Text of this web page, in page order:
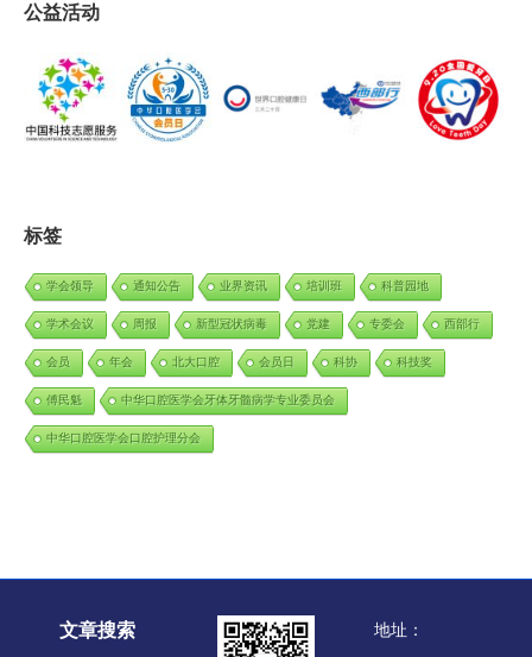
公益活动
标签
学会领导 通知公告 业界资讯 培训班 科普园地
学术会议 周报 新型冠状病毒 党建 专委会 西部行
会员 年会 北大口腔 会员日 科协 科技奖
傅民魁 中华口腔医学会牙体牙髓病学专业委员会
中华口腔医学会口腔护理分会
文章搜索
地址：